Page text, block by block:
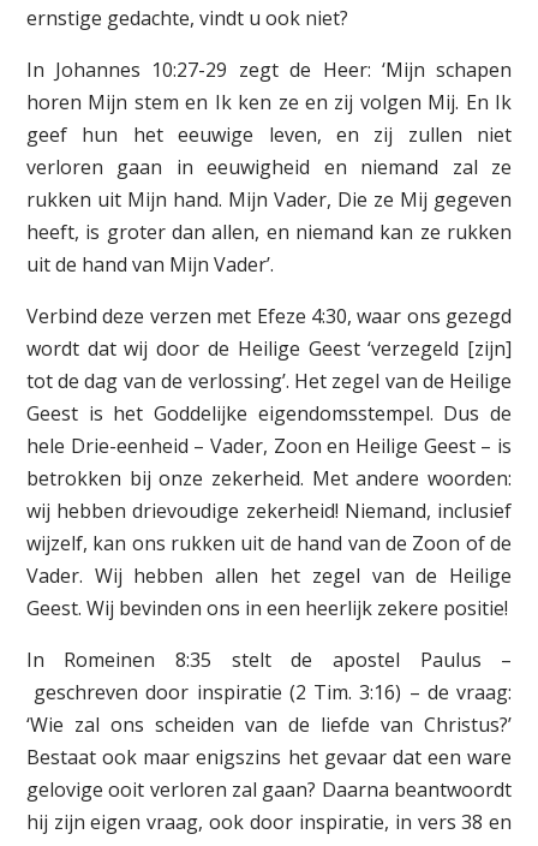
ernstige gedachte, vindt u ook niet?
In Johannes 10:27-29 zegt de Heer: ‘Mijn schapen
horen Mijn stem en Ik ken ze en zij volgen Mij. En Ik
geef hun het eeuwige leven, en zij zullen niet
verloren gaan in eeuwigheid en niemand zal ze
rukken uit Mijn hand. Mijn Vader, Die ze Mij gegeven
heeft, is groter dan allen, en niemand kan ze rukken
uit de hand van Mijn Vader’.
Verbind deze verzen met Efeze 4:30, waar ons gezegd
wordt dat wij door de Heilige Geest ‘verzegeld [zijn]
tot de dag van de verlossing’. Het zegel van de Heilige
Geest is het Goddelijke eigendomsstempel. Dus de
hele Drie-eenheid – Vader, Zoon en Heilige Geest – is
betrokken bij onze zekerheid. Met andere woorden:
wij hebben drievoudige zekerheid! Niemand, inclusief
wijzelf, kan ons rukken uit de hand van de Zoon of de
Vader. Wij hebben allen het zegel van de Heilige
Geest. Wij bevinden ons in een heerlijk zekere positie!
In Romeinen 8:35 stelt de apostel Paulus –
geschreven door inspiratie (2 Tim. 3:16) – de vraag:
‘Wie zal ons scheiden van de liefde van Christus?’
Bestaat ook maar enigszins het gevaar dat een ware
gelovige ooit verloren zal gaan? Daarna beantwoordt
hij zijn eigen vraag, ook door inspiratie, in vers 38 en